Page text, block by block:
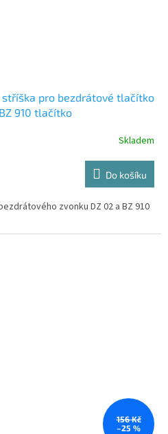
stříška pro bezdrátové tlačítko
910 tlačítko
Skladem
Do košíku
zvonku DZ 02 a BZ 910
156 Kč
–25 %